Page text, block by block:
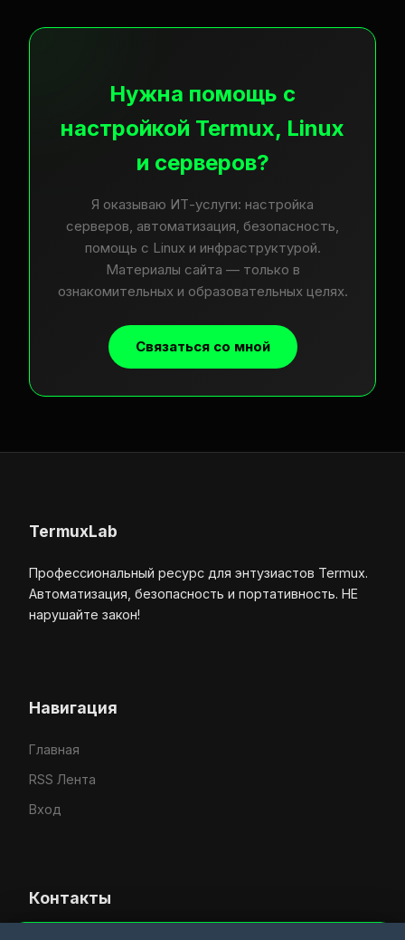
Нужна помощь с
настройкой Termux, Linux
и серверов?
Я оказываю ИТ-услуги: настройка
серверов, автоматизация, безопасность,
помощь с Linux и инфраструктурой.
Материалы сайта — только в
ознакомительных и образовательных целях.
Связаться со мной
TermuxLab
Профессиональный ресурс для энтузиастов Termux.
Автоматизация, безопасность и портативность. НЕ
нарушайте закон!
Навигация
Главная
RSS Лента
Вход
Контакты